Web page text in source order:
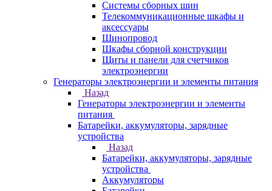
Системы сборных шин
Телекоммуникационные шкафы и
аксессуары
Шинопровод
Шкафы сборной конструкции
Щиты и панели для счетчиков
электроэнергии
Генераторы электроэнергии и элементы питания
Назад
Генераторы электроэнергии и элементы
питания
Батарейки, аккумуляторы, зарядные
устройства
Назад
Батарейки, аккумуляторы, зарядные
устройства
Аккумуляторы